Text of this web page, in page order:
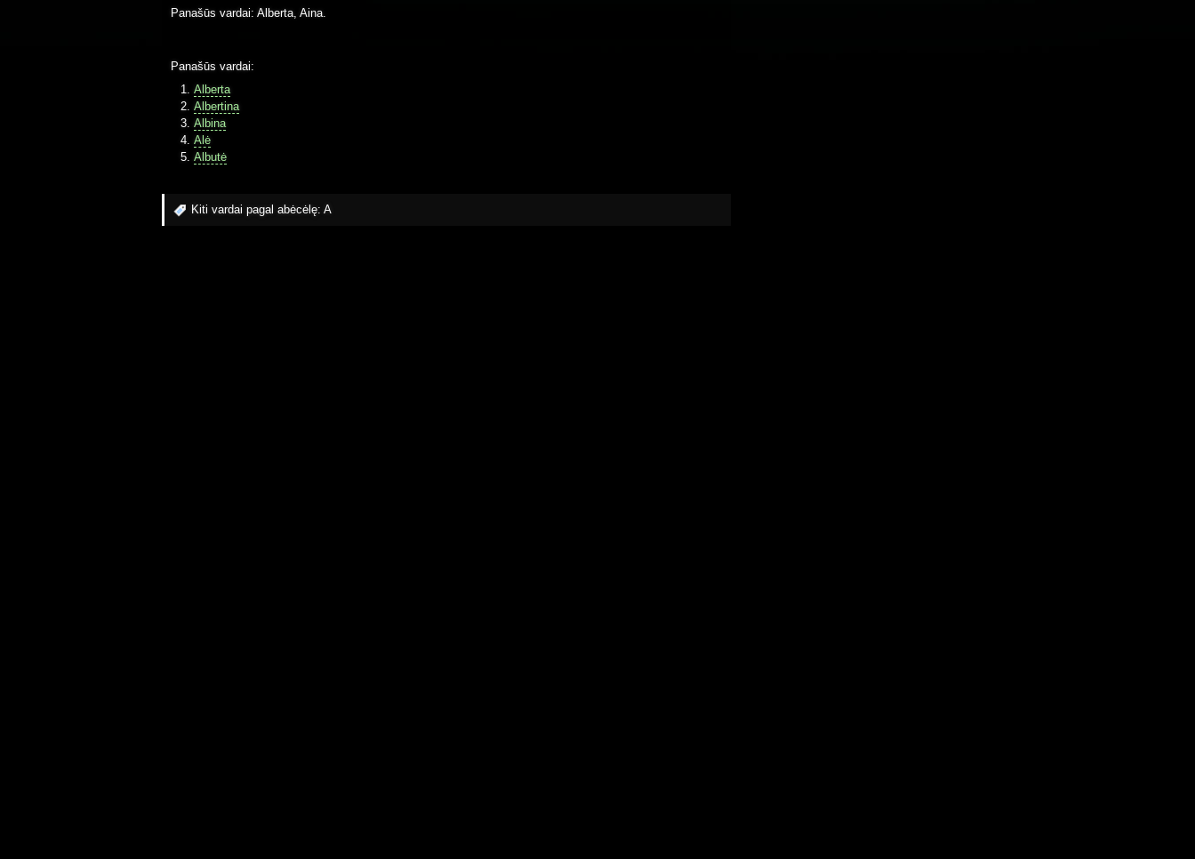
Panašūs vardai: Alberta, Aina.
Panašūs vardai:
Alberta
Albertina
Albina
Alė
Albutė
Kiti vardai pagal abėcėlę: A